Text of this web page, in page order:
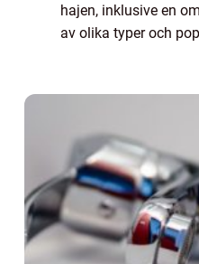
hajen, inklusive en
av olika typer och